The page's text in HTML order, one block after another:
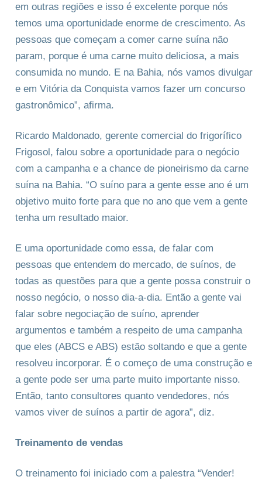
em outras regiões e isso é excelente porque nós
temos uma oportunidade enorme de crescimento. As
pessoas que começam a comer carne suína não
param, porque é uma carne muito deliciosa, a mais
consumida no mundo. E na Bahia, nós vamos divulgar
e em Vitória da Conquista vamos fazer um concurso
gastronômico”, afirma.
Ricardo Maldonado, gerente comercial do frigorífico
Frigosol, falou sobre a oportunidade para o negócio
com a campanha e a chance de pioneirismo da carne
suína na Bahia. “O suíno para a gente esse ano é um
objetivo muito forte para que no ano que vem a gente
tenha um resultado maior.
E uma oportunidade como essa, de falar com
pessoas que entendem do mercado, de suínos, de
todas as questões para que a gente possa construir o
nosso negócio, o nosso dia-a-dia. Então a gente vai
falar sobre negociação de suíno, aprender
argumentos e também a respeito de uma campanha
que eles (ABCS e ABS) estão soltando e que a gente
resolveu incorporar. É o começo de uma construção e
a gente pode ser uma parte muito importante nisso.
Então, tanto consultores quanto vendedores, nós
vamos viver de suínos a partir de agora”, diz.
Treinamento de vendas
O treinamento foi iniciado com a palestra “Vender!